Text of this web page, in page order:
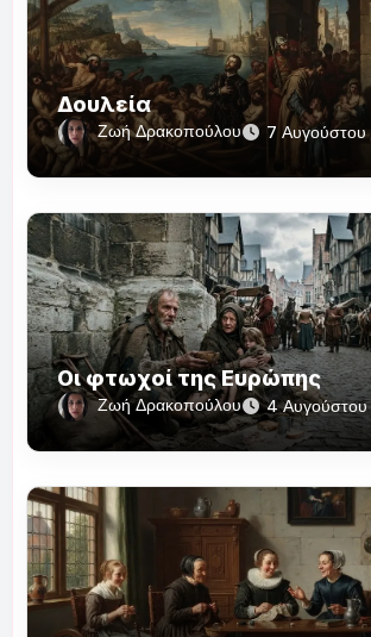
Δουλεία
Ζωή Δρακοπούλου 7
Οι φτωχοί της Ευρώπης
Ζωή Δρακοπούλου 4